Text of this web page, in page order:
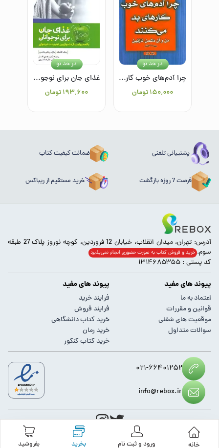
چرا آدم‌های خوب کارهای بد می‌کنند (من و آن دشمن نازنین)
۱۵۰٬۰۰۰تومان
در حد نو
غذای جان برای نوجوانان
۱۹۳٬۶۰۰تومان
در حد نو
خانه ورود و ثبت نام بخرید بفروشید
پشتیبانی تلفنی ضمانت کیفیت کتاب
فرصت 7 روزه بازگشت خرید مستقیم از ریباکس
آدرس: تهران، میدان انقلاب، خیابان 12 فروردین، کوچه نوروز پلاک 27 طبقه
سوم. خرید و فروش کتاب به صورت حضوری انجام‌ نمی‌پذیرد
کد پستی : ۱۳۱۴۶۸۵۳۵۵
پیوند های مفید
اعتماد به ما
قوانین و مقررات
موقعیت های شغلی
سوالات متداول
پیوند های مفید
فرایند خرید
فرایند فروش
خرید کتاب دانشگاهی
خرید رمان
خرید کتاب کنکور
۰۲۱-۶۶۴۰۱۲۵۲
info@rebox.ir
کلیه حقوق مادی و معنوی این وبسایت متعلق بهریباکس می باشد.